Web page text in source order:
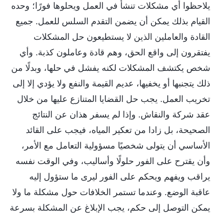
يلاحظوا أي مشكلات تنشأ في العمل ويحلوها فورًا؛ وحده
القيام بذلك يمكن أن يضمن التقدم السلس للعمل. جميع
القادة والعاملين الذين لا يستطيعون حل المشكلات
يفتقرون إلى واقع الحق، وهم قادة وعاملون كذبة. وأي
شخص يكتشف المشكلات لكنه يفشل في حلها، وبدلًا من
ذلك يتجنبها أو يخفيها، عديم القيمة والنفع ولا يؤدي إلا إلى
تخريب العمل. يجب حل القضايا المتنازع عليها من خلال
عقد شركة والنقاش. وإذا لم يسفر هذان عن النتائج
الصحيحة، بل زادا من تعكير المياه، فيجب على القائد
الأساسي أن يتولى شخصيًا مسؤولية التعامل مع الأمر،
وأن يقترح على الفور حلولًا وأساليب، وفي الوقت نفسه
يراقب ويفهم ويحكم على الفور ليرى ما ستؤول إليه
عاقبة الوضع. وعندما تستمر الخلافات حول مشكلة ما ولا
يمكن التوصل إلى حكم، يجب الإبلاغ عن المشكلة بسرعة